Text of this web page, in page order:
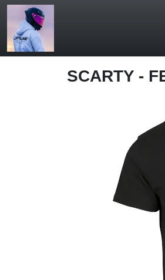
SCARTY -